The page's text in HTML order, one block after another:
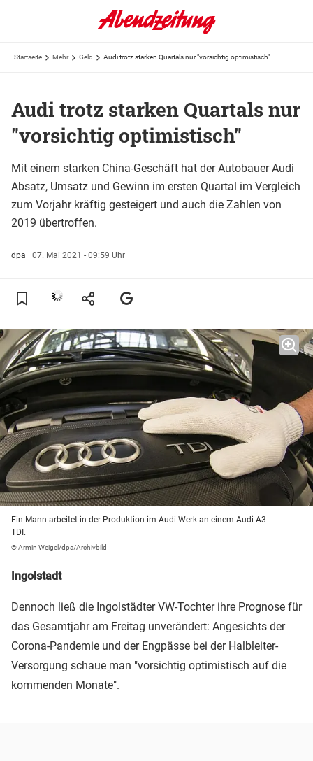
Startseite Mehr Geld Audi trotz starken Quartals nur "vorsichtig optimistisch"
Audi trotz starken Quartals nur
"vorsichtig optimistisch"
Mit einem starken China-Geschäft hat der Autobauer Audi
Absatz, Umsatz und Gewinn im ersten Quartal im Vergleich
zum Vorjahr kräftig gesteigert und auch die Zahlen von
2019 übertroffen.
dpa | 07. Mai 2021 - 09:59 Uhr
Ein Mann arbeitet in der Produktion im Audi-Werk an einem Audi A3
TDI.
© Armin Weigel/dpa/Archivbild
Ingolstadt
Dennoch ließ die Ingolstädter VW-Tochter ihre Prognose für
das Gesamtjahr am Freitag unverändert: Angesichts der
Corona-Pandemie und der Engpässe bei der Halbleiter-
Versorgung schaue man "vorsichtig optimistisch auf die
kommenden Monate".